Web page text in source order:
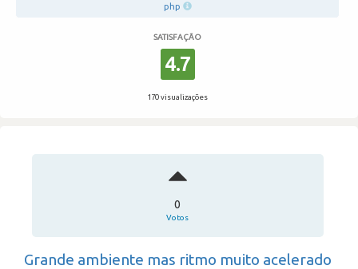
php
SATISFAÇÃO
4.7
170 visualizações
0
Votos
Grande ambiente mas ritmo muito acelerado